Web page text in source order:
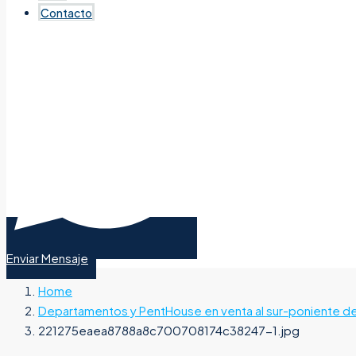
Contacto
Enviar Mensaje
Home
Departamentos y PentHouse en venta al sur-poniente
221275eaea8788a8c700708174c38247-1.jpg